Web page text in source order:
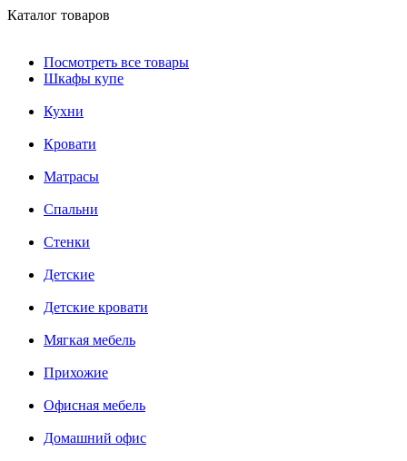
Каталог товаров
Посмотреть все товары
Шкафы купе
Кухни
Кровати
Матрасы
Cпальни
Стенки
Детские
Детские кровати
Мягкая мебель
Прихожие
Офисная мебель
Домашний офис